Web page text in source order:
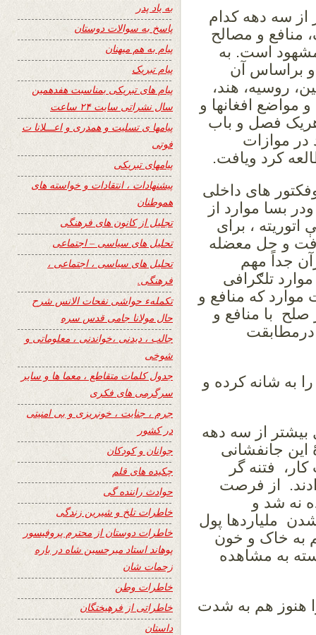
از سه دهه کدام
منافع و مصالح
است. به
براساس آن
روسیه، هند،
مواضع افغانها و
فصل و باب
در موازات
کرد ویافت.
های داخلی
بسا موارد از
، برای
و حل معضله
جداً مهم
تلګرافی
که منافع و
با منافع و
به شانه کرده و
بیشتر از سه دهه
این جانفشانی
فتنه گر
از فرصت
نه شد و
ملیاردها پول
به خاک و خون
به مشاهده
هنوز هم به شدت
به یاد پدر
پاسخ به سوالات دوستان
پیام به هم میهنان
پیام تبریک
پیام های تبریکی بمناسبت هفدهمین
سال نشراتی سایت ۲۴ ساعت
پیامها ی تسلیت و همدری و اعـــلانا ت
فوتی
پیامهای تبریکی
پیشنهادات ، انتقادات و خواسته های
هموطنان
تجلیل از کانون های فرهنگی
تحلیل های سیاسی – اجتماعی
تحلیل های سیاسی ، اجتماعی ،
فرهنگی.
تکملهء حواشی نفحات الانس شرح
حال مولانا جامی قدس سره
جالب ، دیدنی ،خواندنی ، معلوماتی و
شوخی
جدول کلمات متقاطع ، معما ها و سایر
سرگرمی های فکری
جرم ، جنایت ، خونریزی و بی امنیتی
در کشور
جوانان و کودکان
چکیده های قلم
حوادث راننده گی
خاطرات تلخ و شیرین زندگی
خاطرات دوستان از محترم پروفیسور
پوهاند استاد میرحسین شاه در باره
زحمات شان
خاطرات وطن
خاطراتی از فرهیختگان
داستان